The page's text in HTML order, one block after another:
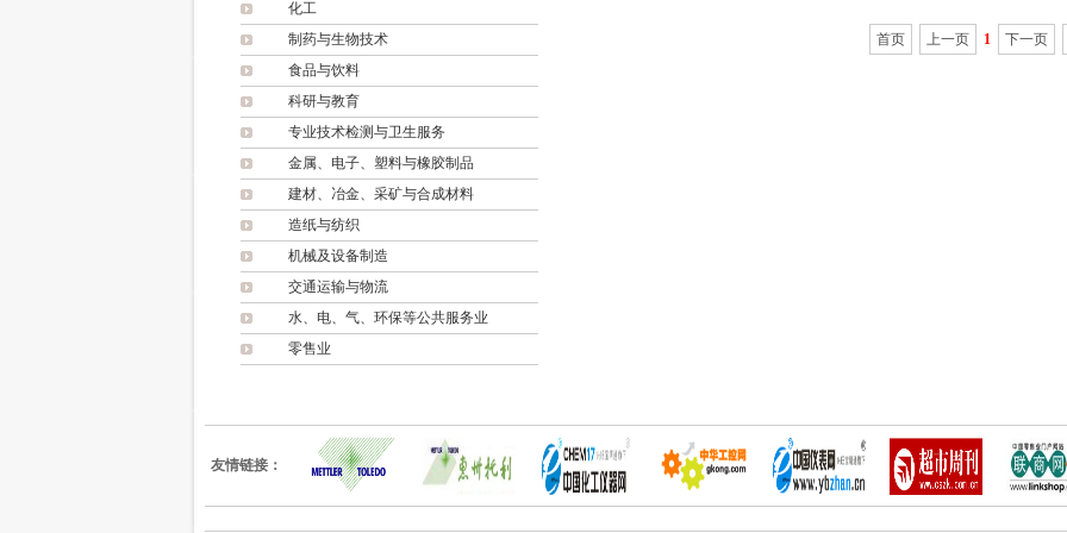
化工
制药与生物技术
食品与饮料
科研与教育
专业技术检测与卫生服务
金属、电子、塑料与橡胶制品
建材、冶金、采矿与合成材料
造纸与纺织
机械及设备制造
交通运输与物流
水、电、气、环保等公共服务业
零售业
首页 上一页 1 下一页
友情链接：